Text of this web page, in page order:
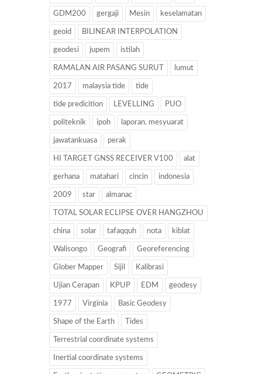
GDM200 gergaji Mesin keselamatan
geoid BILINEAR INTERPOLATION
geodesi jupem istilah
RAMALAN AIR PASANG SURUT lumut
2017 malaysia tide tide
tide predicition LEVELLING PUO
politeknik ipoh laporan. mesyuarat
jawatankuasa perak
HI TARGET GNSS RECEIVER V100 alat
gerhana matahari cincin indonesia
2009 star almanac
TOTAL SOLAR ECLIPSE OVER HANGZHOU
china solar tafaqquh nota kiblat
Walisongo Geografi Georeferencing
Glober Mapper Sijil Kalibrasi
Ujian Cerapan KPUP EDM geodesy
1977 Virginia Basic Geodesy
Shape of the Earth Tides
Terrestrial coordinate systems
Inertial coordinate systems